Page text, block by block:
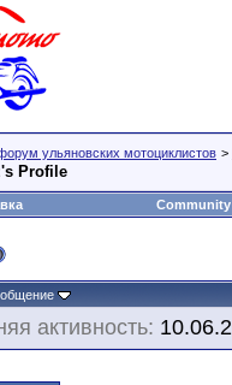
ульяновских мотоциклистов >
Profile
Community
активность: